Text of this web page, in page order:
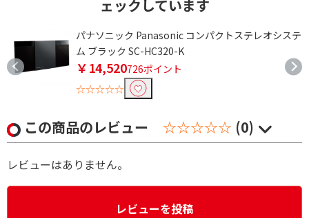
ェックしています
パナソニック Panasonic コンパクトステレオシステ
ム ブラック SC-HC320-K
￥14,520726ポイント
☆☆☆☆☆
この商品のレビュー ☆☆☆☆☆ (0)
レビューはありません。
レビューを投稿